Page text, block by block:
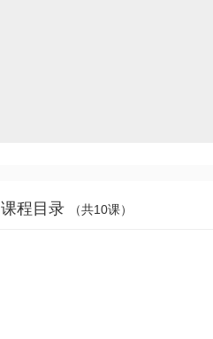
课程目录 （共10课）